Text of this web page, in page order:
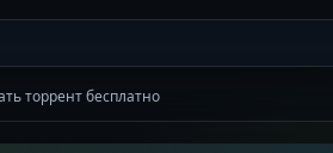
торрент бесплатно